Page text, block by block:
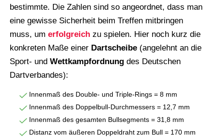
bestimmte. Die Zahlen sind so angeordnet, dass man
eine gewisse Sicherheit beim Treffen mitbringen
muss, um erfolgreich zu spielen. Hier noch kurz die
konkreten Maße einer Dartscheibe (angelehnt an die
Sport- und Wettkampfordnung des Deutschen
Dartverbandes):
Innenmaß des Double- und Triple-Rings = 8 mm
Innenmaß des Doppelbull-Durchmessers = 12,7 mm
Innenmaß des gesamten Bullsegments = 31,8 mm
Distanz vom äußeren Doppeldraht zum Bull = 170 mm